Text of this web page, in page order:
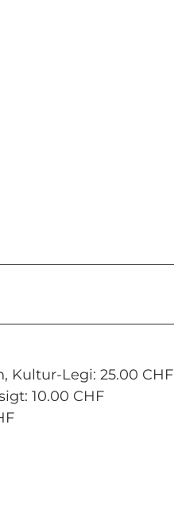
Kultur-Legi: 25.00 CHF
10.00 CHF